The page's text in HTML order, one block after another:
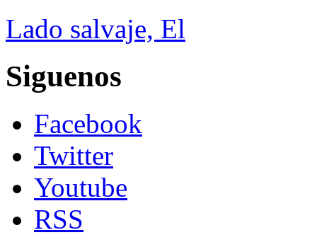
Lado salvaje, El
Siguenos
Facebook
Twitter
Youtube
RSS